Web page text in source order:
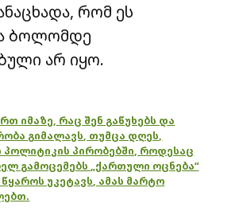
რომ ეს
ბოლომდე
არ იყო.
იმაზე, რაც შენ გაწუხებს და
გიმალავს, თუმცა დღეს,
პოლიტიკის პირობებში, როდესაც
გამოცემებს „ქართული ოცნება“
უკეტავს, ამას მარტო